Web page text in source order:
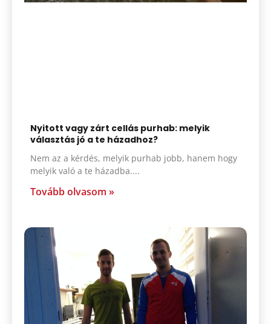
Nyitott vagy zárt cellás purhab: melyik
választás jó a te házadhoz?
Nem az a kérdés, melyik purhab jobb, hanem hogy
melyik való a te házadba.
Tovább olvasom »